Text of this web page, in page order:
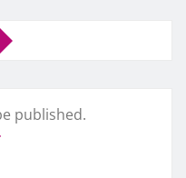
published.